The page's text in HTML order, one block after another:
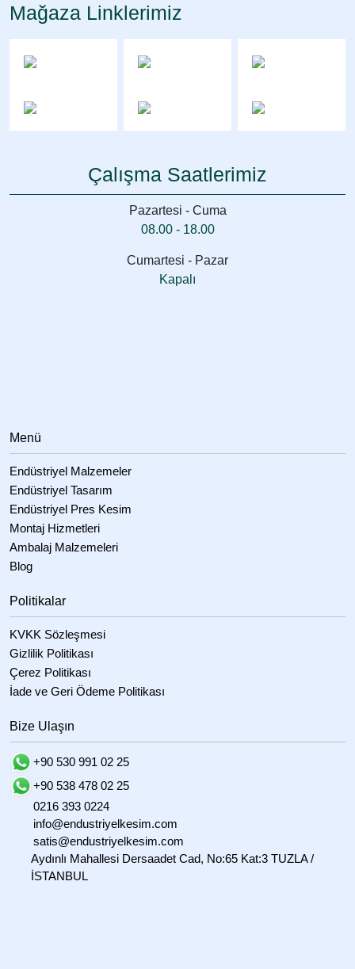
Mağaza Linklerimiz
Çalışma Saatlerimiz
Pazartesi - Cuma
08.00 - 18.00
Cumartesi - Pazar
Kapalı
Menü
Endüstriyel Malzemeler
Endüstriyel Tasarım
Endüstriyel Pres Kesim
Montaj Hizmetleri
Ambalaj Malzemeleri
Blog
Politikalar
KVKK Sözleşmesi
Gizlilik Politikası
Çerez Politikası
İade ve Geri Ödeme Politikası
Bize Ulaşın
+90 530 991 02 25
+90 538 478 02 25
0216 393 0224
info@endustriyelkesim.com
satis@endustriyelkesim.com
Aydınlı Mahallesi Dersaadet Cad, No:65 Kat:3 TUZLA /
İSTANBUL